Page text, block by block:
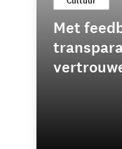
Met